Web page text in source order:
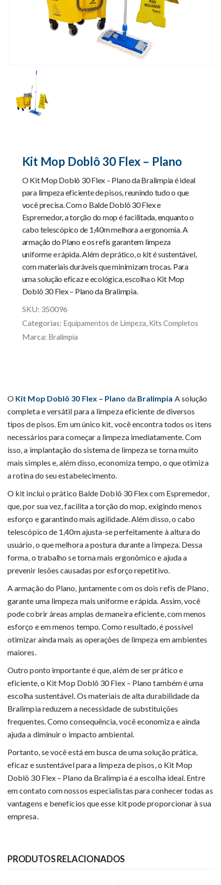
Kit Mop Doblô 30 Flex – Plano
O Kit Mop Doblô 30 Flex – Plano da Bralimpia é ideal
para limpeza eficiente de pisos, reunindo tudo o que
você precisa. Com o Balde Doblô 30 Flex e
Espremedor, a torção do mop é facilitada, enquanto o
cabo telescópico de 1,40m melhora a ergonomia. A
armação do Plano e os refis garantem limpeza
uniforme e rápida. Além de prático, o kit é sustentável,
com materiais duráveis que minimizam trocas. Para
uma solução eficaz e ecológica, escolha o Kit Mop
Doblô 30 Flex – Plano da Bralimpia.
SKU: 350096
Categorias: Equipamentos de Limpeza, Kits Completos
Marca: Bralimpia
O Kit Mop Doblô 30 Flex – Plano da Bralimpia A solução
completa e versátil para a limpeza eficiente de diversos
tipos de pisos. Em um único kit, você encontra todos os itens
necessários para começar a limpeza imediatamente. Com
isso, a implantação do sistema de limpeza se torna muito
mais simples e, além disso, economiza tempo, o que otimiza
a rotina do seu estabelecimento.
O kit inclui o prático Balde Doblô 30 Flex com Espremedor,
que, por sua vez, facilita a torção do mop, exigindo menos
esforço e garantindo mais agilidade. Além disso, o cabo
telescópico de 1,40m ajusta-se perfeitamente à altura do
usuário, o que melhora a postura durante a limpeza. Dessa
forma, o trabalho se torna mais ergonômico e ajuda a
prevenir lesões causadas por esforço repetitivo.
A armação do Plano, juntamente com os dois refis de Plano,
garante uma limpeza mais uniforme e rápida. Assim, você
pode cobrir áreas amplas de maneira eficiente, com menos
esforço e em menos tempo. Como resultado, é possível
otimizar ainda mais as operações de limpeza em ambientes
maiores.
Outro ponto importante é que, além de ser prático e
eficiente, o Kit Mop Doblô 30 Flex – Plano também é uma
escolha sustentável. Os materiais de alta durabilidade da
Bralimpia reduzem a necessidade de substituições
frequentes. Como consequência, você economiza e ainda
ajuda a diminuir o impacto ambiental.
Portanto, se você está em busca de uma solução prática,
eficaz e sustentável para a limpeza de pisos, o Kit Mop
Doblô 30 Flex – Plano da Bralimpia é a escolha ideal. Entre
em contato com nossos especialistas para conhecer todas as
vantagens e benefícios que esse kit pode proporcionar à sua
empresa.
PRODUTOS RELACIONADOS